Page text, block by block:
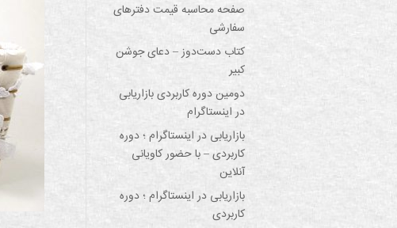
صفحه محاسبه قیمت دفترهای
سفارشی
کتاب دست‌دوز – دعای جوشن
کبیر
دومین دوره کاربردی بازاریابی
در اینستاگرام
بازاریابی در اینستاگرام ؛ دوره
کاربردی – با حضور کاویانی
آنلاین
بازاریابی در اینستاگرام ؛ دوره
کاربردی